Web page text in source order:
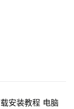
安装教程 电脑